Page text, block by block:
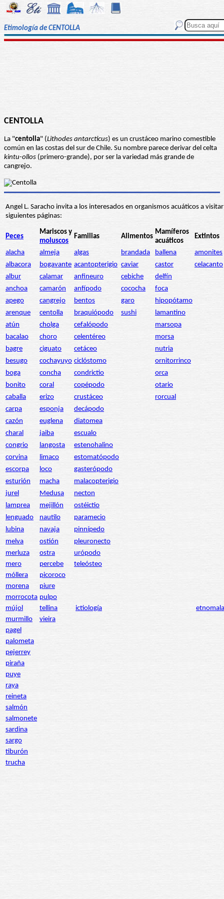
Etimología de CENTOLLA
CENTOLLA
La "centolla" (Lithodes antarcticus) es un crustáceo marino comestible
común en las costas del sur de Chile. Su nombre parece derivar del celta
kintu-ollos (primero-grande), por ser la variedad más grande de
cangrejo.
Angel L. Saracho invita a los interesados en organismos acuáticos a
siguientes páginas:
Peces
Mariscos y
moluscos
Familias Alimentos
Mamíferos
acuáticos
Extintos
alacha almeja algas brandada ballena
amonites
albacora
bogavante acantopterigio caviar castor
celacanto
albur
calamar anfineuro cebiche
delfín
anchoa
camarón anfípodo cococha
foca
apego
cangrejo bentos garo
hipopótamo
arenque
centolla braquiópodo sushi
lamantino
atún
cholga cefalópodo
marsopa
bacalao
choro celentéreo
morsa
bagre
ciguato cetáceo
nutria
besugo
cochayuyo ciclóstomo
ornitorrinco
boga
concha condrictio
orca
bonito
coral copépodo
otario
caballa
erizo crustáceo
rorcual
carpa
esponja
decápodo
cazón
euglena
diatomea
charal
jaiba
escualo
congrio
langosta
estenohalino
corvina
limaco
estomatópodo
escorpa
loco
gasterópodo
esturión
macha
malacopterigio
jurel
Medusa
necton
lamprea
mejillón
ostéictio
lenguado
nautilo
paramecio
lubina
navaja
pinnípedo
melva
ostión
pleuronecto
merluza
ostra
urópodo
mero
percebe
teleósteo
móllera
picoroco
morena
piure
morrocota pulpo
mújol
tellina ictiología
murmillo
vieira
pagel
palometa
pejerrey
piraña
puye
raya
reineta
salmón
salmonete
sardina
sargo
tiburón
trucha